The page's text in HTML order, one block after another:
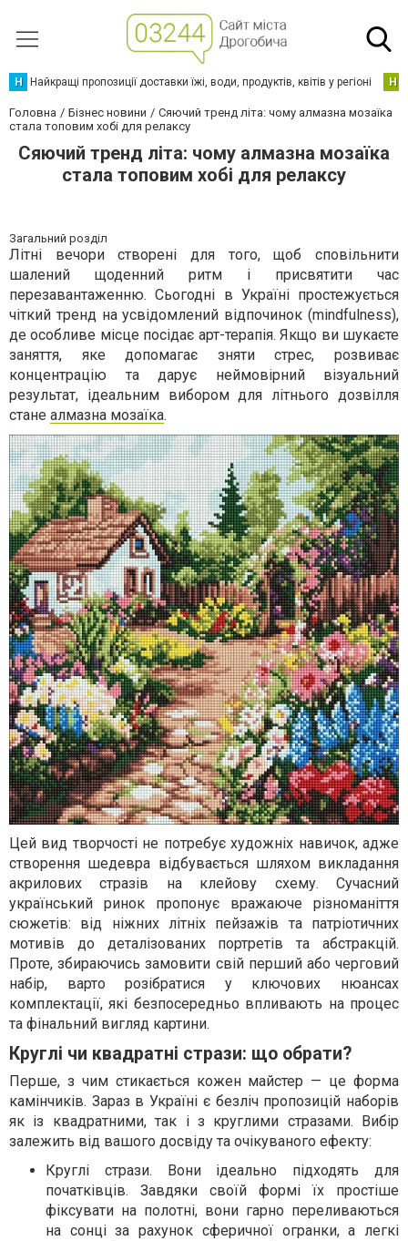
Н Найкращі пропозиції доставки їжі, води, продуктів, квітів у регіоні Н
Головна Бізнес новини
Сяючий тренд літа: чому алмазна мозаїка
стала топовим хобі для релаксу
Сяючий тренд літа: чому алмазна мозаїка
стала топовим хобі для релаксу
Загальний розділ
Літні вечори створені для того, щоб сповільнити
шалений щоденний ритм і присвятити час
перезавантаженню. Сьогодні в Україні простежується
чіткий тренд на усвідомлений відпочинок (mindfulness),
де особливе місце посідає арт-терапія. Якщо ви шукаєте
заняття, яке допомагає зняти стрес, розвиває
концентрацію та дарує неймовірний візуальний
результат, ідеальним вибором для літнього дозвілля
стане алмазна мозаїка.
Цей вид творчості не потребує художніх навичок, адже
створення шедевра відбувається шляхом викладання
акрилових стразів на клейову схему. Сучасний
український ринок пропонує вражаюче різноманіття
сюжетів: від ніжних літніх пейзажів та патріотичних
мотивів до деталізованих портретів та абстракцій.
Проте, збираючись замовити свій перший або черговий
набір, варто розібратися у ключових нюансах
комплектації, які безпосередньо впливають на процес
та фінальний вигляд картини.
Круглі чи квадратні стрази: що обрати?
Перше, з чим стикається кожен майстер — це форма
камінчиків. Зараз в Україні є безліч пропозицій наборів
як із квадратними, так і з круглими стразами. Вибір
залежить від вашого досвіду та очікуваного ефекту:
Круглі стрази. Вони ідеально підходять для
початківців. Завдяки своїй формі їх простіше
фіксувати на полотні, вони гарно переливаються
на сонці за рахунок сферичної огранки, а легкі